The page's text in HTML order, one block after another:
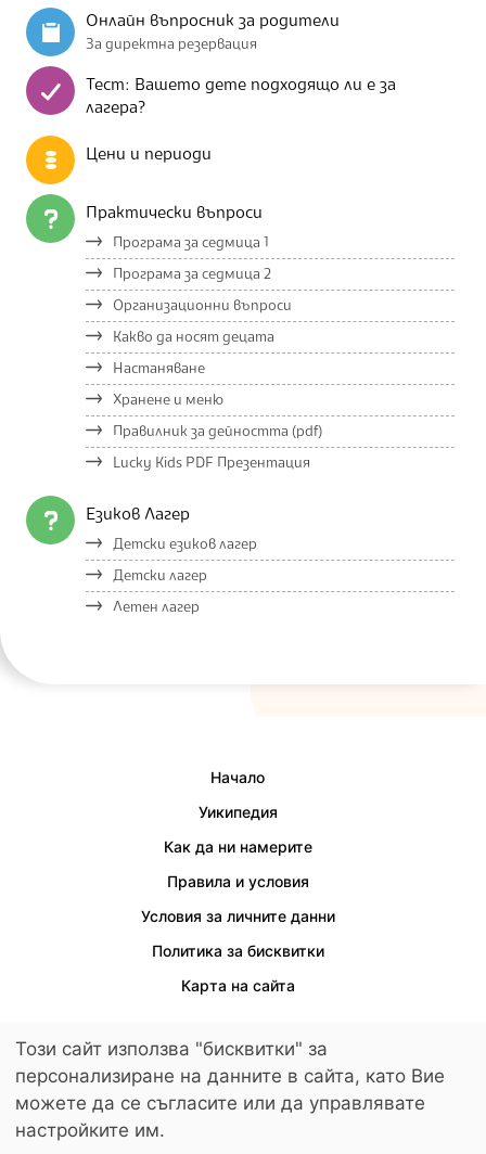
Онлайн въпросник за родители
За директна резервация
Тест: Вашето дете подходящо ли е за
лагера?
Цени и периоди
Практически въпроси
Програма за седмица 1
Програма за седмица 2
Организационни въпроси
Какво да носят децата
Настаняване
Хранене и меню
Правилник за дейността (pdf)
Lucky Kids PDF Презентация
Езиков Лагер
Детски езиков лагер
Детски лагер
Летен лагер
Начало
Уикипедия
Как да ни намерите
Правила и условия
Условия за личните данни
Политика за бисквитки
Карта на сайта
Осигурен е достъп за хора с увреждания.
© 2026 LuckyKids. All Rights Reserved.
Този сайт използва "бисквитки" за
персонализиране на данните в сайта, като Вие
можете да се съгласите или да управлявате
настройките им.